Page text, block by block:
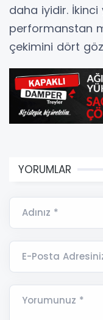
daha iyidir.
performanstan
çekimini dört
YORUMLAR
Adınız *
E-Posta
Yorumunuz *